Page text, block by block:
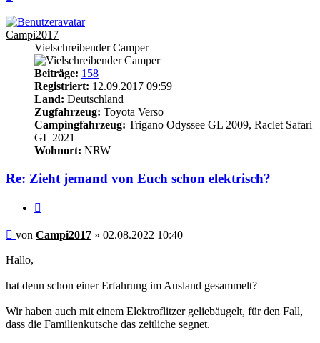
Campi2017
Vielschreibender Camper
Beiträge: 158
Registriert: 12.09.2017 09:59
Land: Deutschland
Zugfahrzeug: Toyota Verso
Campingfahrzeug: Trigano Odyssee GL 2009, Raclet Safari
GL 2021
Wohnort: NRW
Re: Zieht jemand von Euch schon elektrisch?
Beitrag
von Campi2017 » 02.08.2022 10:40
Hallo,
hat denn schon einer Erfahrung im Ausland gesammelt?
Wir haben auch mit einem Elektroflitzer geliebäugelt, für den Fall,
dass die Familienkutsche das zeitliche segnet.